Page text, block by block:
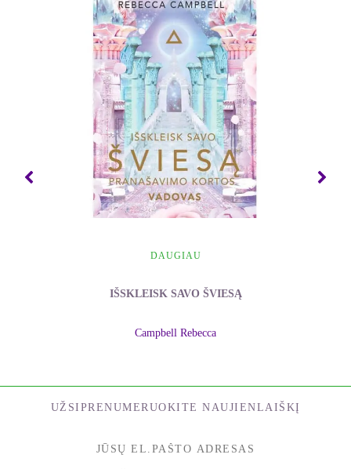
Saulė Zujūtė
„– Jaučiu, kaip blaškaisi ieškodama naujos krypties
savo energijoms, – tęsė Nastasija. – Manau, kad
tokiu tikslu galima laikyti siekį savo pavyzdžiu
skatinti žmonių norą susipažinti ir bendradarbiauti
su skirtingų pasaulių ir kitoniškos sąmonės
struktūros būtybėmis. <...> Nemanykite, kad tai bus
tik svaiginantys, pavojingi nuotykiai. Ilgalaikiai
projektai įgyvendinami žingsnis po žingsnio, beveik
savo vertybes, gyventi pagal jas ir skleisti savo
projektų dalyviams patariama rasti ką veikti
Kiekviena knyga, kiekvienas literatūros kūrinys yra
pasaulyje. Minčių, jausmų, vizijų. Tuo pačiu tai ir
DAUGIAU
IŠSKLEISK SAVO ŠVIESĄ
Campbell Rebecca
UŽSIPRENUMERUOKITE NAUJIENLAIŠKĮ